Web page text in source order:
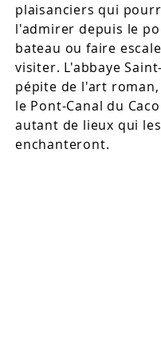
plaisanciers qui
l'admirer depuis le
bateau ou faire
visiter. L'abbaye
pépite de l'art
le Pont-Canal du
autant de lieux qui les
enchanteront.